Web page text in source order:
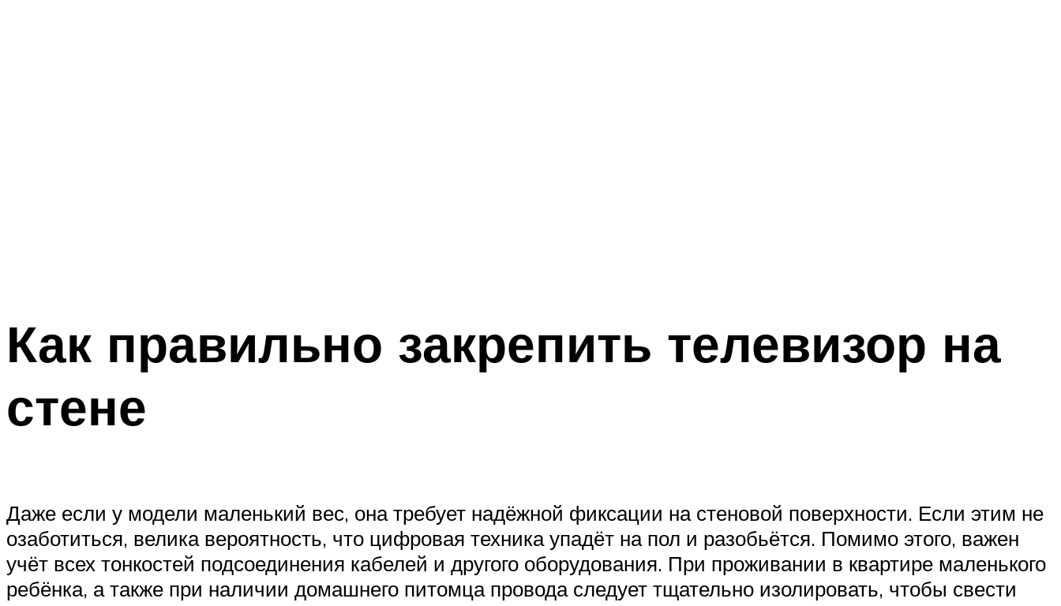
Как правильно закрепить телевизор на
стене
Даже если у модели маленький вес, она требует надёжной фиксации на стеновой поверхности. Если этим не
озаботиться, велика вероятность, что цифровая техника упадёт на пол и разобьётся. Помимо этого, важен
учёт всех тонкостей подсоединения кабелей и другого оборудования. При проживании в квартире маленького
ребёнка, а также при наличии домашнего питомца провода следует тщательно изолировать, чтобы свести